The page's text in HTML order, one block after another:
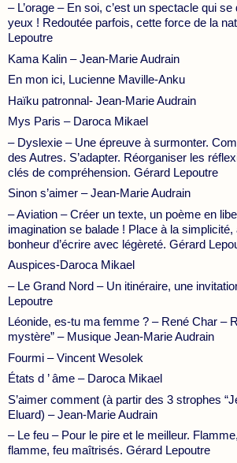
– L’orage – En soi, c’est un spectacle qui
yeux ! Redoutée parfois, cette force de la
Lepoutre
Kama Kalin – Jean-Marie Audrain
En mon ici, Lucienne Maville-Anku
Haïku patronnal- Jean-Marie Audrain
Mys Paris – Daroca Mikael
– Dyslexie – Une épreuve à surmonter.
des Autres. S’adapter. Réorganiser les
clés de compréhension. Gérard Lepoutre
Sinon s’aimer – Jean-Marie Audrain
– Aviation – Créer un texte, un poème en
imagination se balade ! Place à la simplicité,
bonheur d’écrire avec légèreté. Gérard
Auspices-Daroca Mikael
– Le Grand Nord – Un itinéraire, une
Lepoutre
Léonide, es-tu ma femme ? – René Char –
mystère” – Musique Jean-Marie Audrain
Fourmi – Vincent Wesolek
États d ’ âme – Daroca Mikael
S’aimer comment (à partir des 3 strophes
Eluard) – Jean-Marie Audrain
– Le feu – Pour le pire et le meilleur.
flamme, feu maîtrisés. Gérard Lepoutre